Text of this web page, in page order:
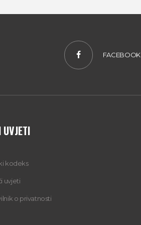
FACEBOOK
UVJETI
kodeks
uvjeti
o privatnosti